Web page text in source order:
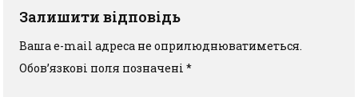
Залишити відповідь
Ваша e-mail адреса не оприлюднюватиметься.
Обов’язкові поля позначені*